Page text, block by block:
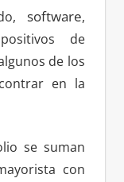
software,
de
de los
en la
se suman
con